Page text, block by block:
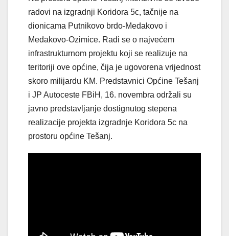
radovi na izgradnji Koridora 5c, tačnije na
dionicama Putnikovo brdo-Medakovo i
Medakovo-Ozimice. Radi se o najvećem
infrastrukturnom projektu koji se realizuje na
teritoriji ove općine, čija je ugovorena vrijednost
skoro milijardu KM. Predstavnici Općine Tešanj
i JP Autoceste FBiH, 16. novembra održali su
javno predstavljanje dostignutog stepena
realizacije projekta izgradnje Koridora 5c na
prostoru općine Tešanj.